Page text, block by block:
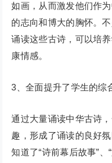
如画，从而激发他们作
的志向和博大的胸怀。
诵读这些古诗，可以培
康情感。
3、全面提升了学生的综
通过大量诵读中华古诗
趣，形成了诵读的良好
知道了“诗前幕后故事”